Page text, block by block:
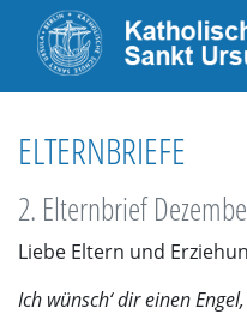
ELTERNBRIEFE
2. Elternbrief
Liebe Eltern und
Ich wünsch‘ dir einen